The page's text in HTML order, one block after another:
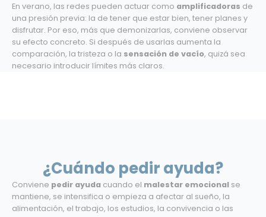
En verano, las redes pueden actuar como amplificadoras de
una presión previa: la de tener que estar bien, tener planes y
disfrutar. Por eso, más que demonizarlas, conviene observar
su efecto concreto. Si después de usarlas aumenta la
comparación, la tristeza o la sensación de vacío, quizá sea
necesario introducir límites más claros.
¿Cuándo pedir ayuda?
Conviene pedir ayuda cuando el malestar emocional se
mantiene, se intensifica o empieza a afectar al sueño, la
alimentación, el trabajo, los estudios, la convivencia o las